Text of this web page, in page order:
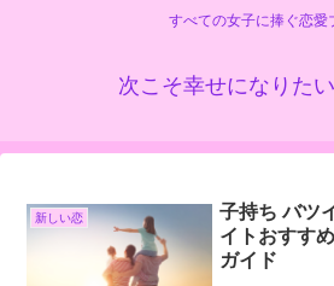
すべての女子に捧ぐ恋愛
次こそ幸せになりた
新しい恋
子持ち バツ
イトおすす
ガイド